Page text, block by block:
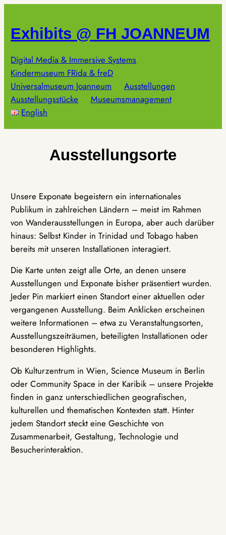
springen
Exhibits @ FH JOANNEUM
Digital Media & Immersive Systems
Kindermuseum FRida & freD
Universalmuseum Joanneum
Ausstellungen
Ausstellungsstücke
Museumsmanagement
English
Ausstellungsorte
Unsere Exponate begeistern ein internationales
Publikum in zahlreichen Ländern – meist im Rahmen
von Wanderausstellungen in Europa, aber auch darüber
hinaus: Selbst Kinder in Trinidad und Tobago haben
bereits mit unseren Installationen interagiert.
Die Karte unten zeigt alle Orte, an denen unsere
Ausstellungen und Exponate bisher präsentiert wurden.
Jeder Pin markiert einen Standort einer aktuellen oder
vergangenen Ausstellung. Beim Anklicken erscheinen
weitere Informationen – etwa zu Veranstaltungsorten,
Ausstellungszeiträumen, beteiligten Installationen oder
besonderen Highlights.
Ob Kulturzentrum in Wien, Science Museum in Berlin
oder Community Space in der Karibik – unsere Projekte
finden in ganz unterschiedlichen geografischen,
kulturellen und thematischen Kontexten statt. Hinter
jedem Standort steckt eine Geschichte von
Zusammenarbeit, Gestaltung, Technologie und
Besucherinteraktion.